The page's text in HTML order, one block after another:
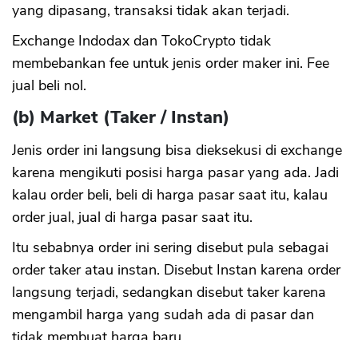
yang dipasang, transaksi tidak akan terjadi.
Exchange Indodax dan TokoCrypto tidak
membebankan fee untuk jenis order maker ini. Fee
jual beli nol.
(b) Market (Taker / Instan)
Jenis order ini langsung bisa dieksekusi di exchange
karena mengikuti posisi harga pasar yang ada. Jadi
kalau order beli, beli di harga pasar saat itu, kalau
order jual, jual di harga pasar saat itu.
Itu sebabnya order ini sering disebut pula sebagai
order taker atau instan. Disebut Instan karena order
langsung terjadi, sedangkan disebut taker karena
mengambil harga yang sudah ada di pasar dan